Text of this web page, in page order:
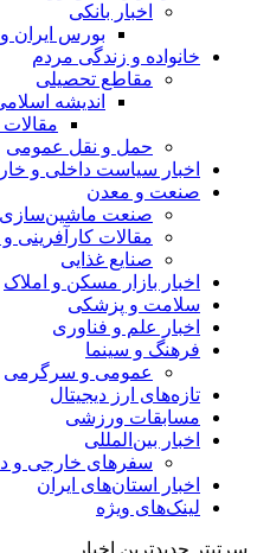
اخبار بانکی
بورس ایران
خانواده و زندگی مردم
مقاطع تحصیلی
اندیشه
حمل و نقل عمومی
اخبار سیاست داخلی و
صنعت و معدن
صنعت ماشین‌سازی
مقالات کارآفرینی و
صنایع غذایی
اخبار بازار مسکن و املاک
سلامت و پزشکی
اخبار علم و فناوری
فرهنگ و سینما
عمومی و سرگرمی
تازه‌های ارز دیجیتال
مسابقات ورزشی
اخبار بین‌المللی
سفرهای خارجی و
اخبار استان‌های ایران
لینک‌های ویژه
سرتیتر جدیدترین اخبار